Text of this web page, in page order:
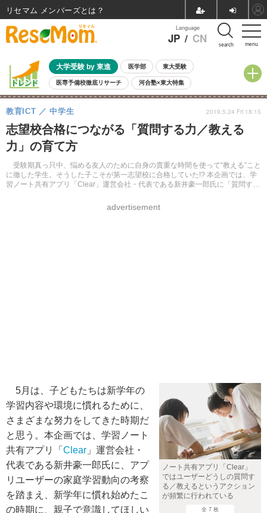
menu
Language
JP / CN search
大学受験 by 東進 医学部 東大受験
医専予備校徹底リサーチ 河合塾×東大特集
親子で考える大学選び 高校受験 中学受験 小学校受験
共通テスト 夏休み
8月開催イベント・WS 全国公立高校 過去問 人気記事
自由研究教材（小学生向け）
志望校合格につながる「質問する力／教える
力」の育て方
受験期真っ只中、悩める友人のために自身の貴重な時間を使って“教える”こと
に徹した学生。そうした子こそが第一志望校に合格していた!? 本企画では、学
習ノート共有アプリ「Clear」運営会社・代表である新井豪一郎氏に「質問する
教育ICT 中学生
advertisement
2019.5.24 Fri 18:15
ノート共有アプリ「Clear」
ではユーザーどうしの質問す
る／教えるというアクション
が頻繁に行われている
全 7 枚
5月は、子どもたちは新学年の
学習内容や環境に慣れるために、
さまざまな努力をしてきた時期だ
と思う。本企画では、学習ノート
共有アプリ「 Clear 」運営会社・
代表である新井豪一郎氏に、アプ
リユーザーの家庭学習動向の考察
を踏まえ、新学年に慣れ始めたこ
の時期に、親子で意識してほしい
リセマム メンバーズ